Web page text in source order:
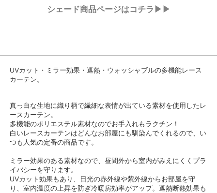
シェード商品ページはコチラ▶▶
UVカット・ミラー効果・遮熱・ウォッシャブルの多機能レース
カーテン。
真っ白な生地に織り柄で繊細な表情が出ている素材を使用したレ
ースカーテン。
多機能のポリエステル素材なのでお手入れもラクチン！
白いレースカーテンはどんなお部屋にも馴染んでくれるので、い
つも人気の定番の商品です。
ミラー効果のある素材なので、昼間外から室内がみえにくくプラ
イバシーを守ります。
UVカット効果もあり、日光の赤外線や紫外線からお部屋を守
り、室内温度の上昇を防ぎ冷暖房効率がアップ。遮熱断熱効果も